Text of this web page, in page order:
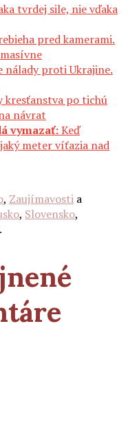
tvrdej sile, nie vďaka
pred kamerami.
nálady proti Ukrajine.
kresťanstva po tichú
návrat
vymazať:Keď
meter víťazia nad
, Zaujímavosti a
, Slovensko,
.